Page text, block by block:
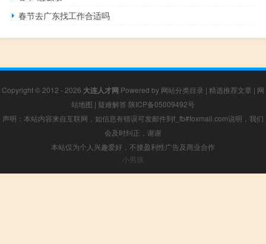
春节去广东找工作合适吗
Copyright © 2012 - 2026 大连人才网 Powered by 网站分类目录 | 精选推荐文章 | 网
站地图 | 疑难解答 陕ICP备05009492号
声明：本站内容来自互联网，如信息有错误可发邮件到f_fb#foxmail.com说明，我们
会及时纠正，谢谢
本站仅为个人兴趣爱好，不接盈利性广告及商业合作
小男孩